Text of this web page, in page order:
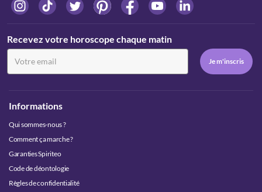
Recevez votre horoscope chaque matin
Informations
Qui sommes-nous ?
Comment ça marche ?
Garanties Spiriteo
Code de déontologie
Règles de confidentialité